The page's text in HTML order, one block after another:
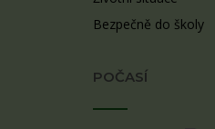
Bezpečně do školy
POČASÍ